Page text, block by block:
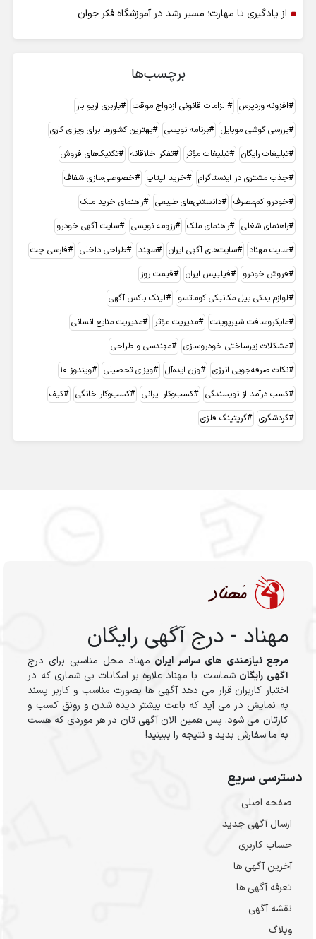
از یادگیری تا مهارت؛ مسیر رشد در آموزشگاه فکر جوان
برچسب‌ها
افزونه وردپرس الزامات قانونی ازدواج موقت
باربری آریو بار
بررسی گوشی موبایل
برنامه نویسی
بهترین کشورها برای ویزای کاری
تبلیغات رایگان
تبلیغات مؤثر تفکر خلاقانه
تکنیک‌های فروش
جذب مشتری در اینستاگرام
خرید لپتاپ
خصوصی‌سازی شفاف
خودرو کم‌مصرف
دانستنی‌های طبیعی
راهنمای خرید ملک
راهنمای شغلی
راهنمای ملک رزومه نویسی
سایت آگهی خودرو
سایت مهناد
سایت‌های آگهی ایران سهند طراحی داخلی
فارسی چت
فروش خودرو
فیلیپس ایران
قیمت روز
لوازم یدکی بیل مکانیکی کوماتسو
لینک باکس آگهی
مایکروسافت شیرپوینت
مدیریت مؤثر
مدیریت منابع انسانی
مشکلات زیرساختی خودروسازی
مهندسی و طراحی
نکات صرفه‌جویی انرژی
وزن ایده‌آل ویزای تحصیلی
ویندوز 10
کسب درآمد از نویسندگی
کسب‌وکار ایرانی کسب‌وکار خانگی
کیف
گردشگری
گریتینگ فلزی
مهناد - درج آگهی رایگان
مرجع نیازمندی های سراسر ایران مهناد محل مناسبی برای درج
آگهی رایگان شماست. با مهناد علاوه بر امکانات بی شماری که در
اختیار کاربران قرار می دهد آگهی ها بصورت مناسب و کاربر پسند
به نمایش در می آید که باعث بیشتر دیده شدن و رونق کسب و
کارتان می شود. پس همین الان آگهی تان در هر موردی که هست
به ما سفارش بدید و نتیجه را ببینید!
دسترسی سریع
صفحه اصلی
ارسال‌ آگهی جدید
حساب کاربری
آخرین آگهی ها
تعرفه آگهی ها
نقشه آگهی
وبلاگ